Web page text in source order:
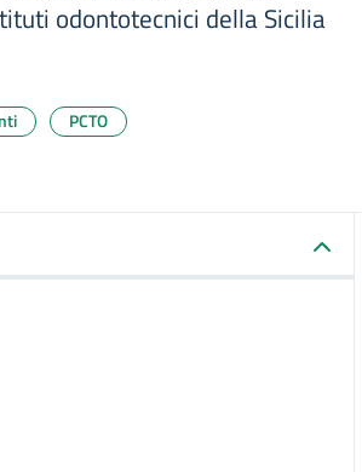
odontotecnici della Sicilia
PCTO